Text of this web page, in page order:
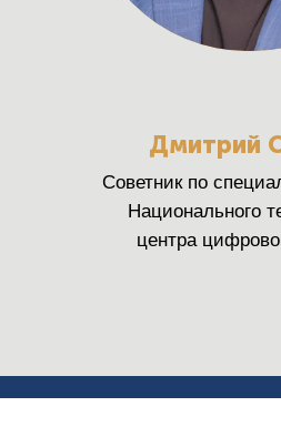
Дмитрий
Советник по
Национального
центра